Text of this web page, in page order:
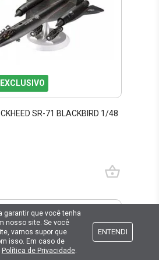
SR-71 BLACKBIRD 1/48
garantir que você tenha
nosso site. Se você
vamos supor que
isso. Em caso de
Política de Privacidade.
ENTENDI